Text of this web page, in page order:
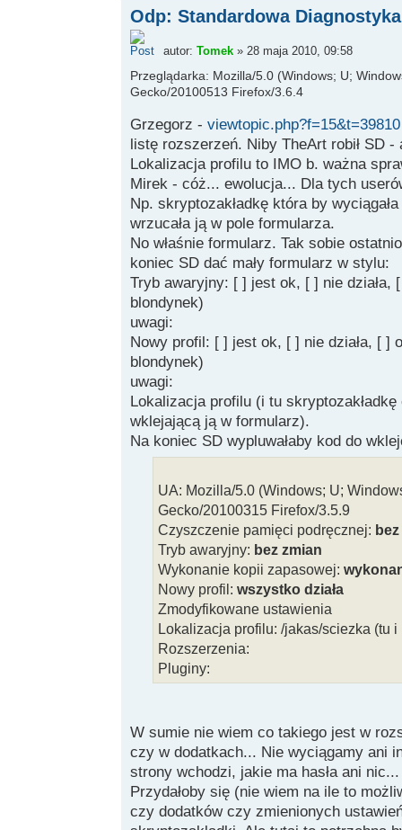
Odp: Standardowa
autor: Tomek » 28 maja 2010, 09:58
Przeglądarka: Mozilla/5.0 (Windows; U;
Gecko/20100513 Firefox/3.6.4
Grzegorz - viewtopic.php?f=15&t=39810
listę rozszerzeń. Niby TheArt robił SD -
Lokalizacja profilu to IMO b. ważna
Mirek - cóż... ewolucja... Dla tych
Np. skryptozakładkę która by
wrzucała ją w pole formularza.
No właśnie formularz. Tak sobie
koniec SD dać mały formularz w stylu:
Tryb awaryjny: [ ] jest ok, [ ] nie działa,
blondynek)
uwagi:
Nowy profil: [ ] jest ok, [ ] nie działa, [ ]
blondynek)
uwagi:
Lokalizacja profilu (i tu
wklejającą ją w formularz).
Na koniec SD wypluwałaby kod do
UA: Mozilla/5.0 (Windows; U;
Gecko/20100315 Firefox/3.5.9
Czyszczenie pamięci podręcznej:
Tryb awaryjny: bez zmian
Wykonanie kopii zapasowej:
Nowy profil: wszystko działa
Zmodyfikowane ustawienia
Lokalizacja profilu: /jakas/sciezka (tu
Rozszerzenia:
Pluginy:
W sumie nie wiem co takiego jest w
czy w dodatkach... Nie wyciągamy ani
strony wchodzi, jakie ma hasła ani nic...
Przydałoby się (nie wiem na ile to
czy dodatków czy zmienionych